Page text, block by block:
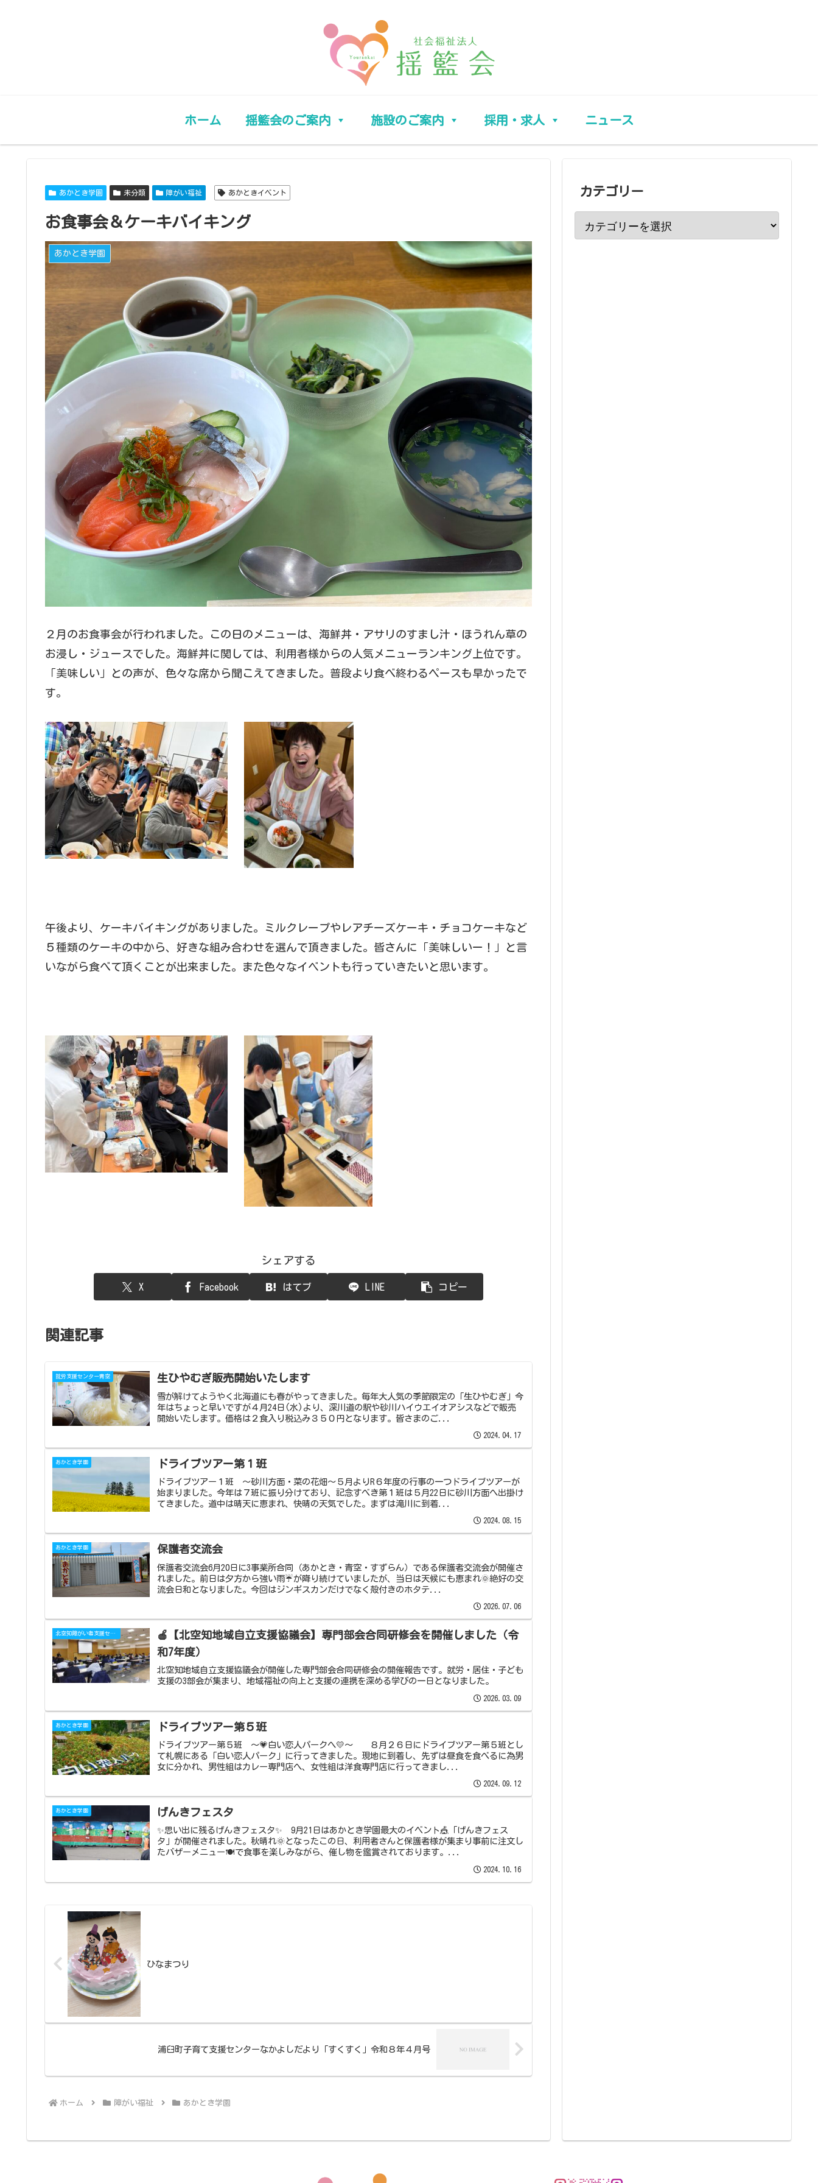
ホーム 揺籃会のご案内 施設のご案内 採用・求人 ニュース
あかとき学園 未分類 障がい福祉 あかときイベント
お食事会＆ケーキバイキング
あかとき学園
２月のお食事会が行われました。この日のメニューは、海鮮丼・アサリのすまし汁・ほうれん草の
お浸し・ジュースでした。海鮮丼に関しては、利用者様からの人気メニューランキング上位です。
「美味しい」との声が、色々な席から聞こえてきました。普段より食べ終わるペースも早かったで
す。
午後より、ケーキバイキングがありました。ミルクレープやレアチーズケーキ・チョコケーキなど
５種類のケーキの中から、好きな組み合わせを選んで頂きました。皆さんに「美味しいー！」と言
いながら食べて頂くことが出来ました。また色々なイベントも行っていきたいと思います。
シェアする
X Facebook はてブ LINE コピー
関連記事
就労支援センター青空 生ひやむぎ販売開始いたします
雪が解けてようやく北海道にも春がやってきました。毎年大人気の季節限定の「生ひやむぎ」今
年はちょっと早いですが４月24日(水)より、深川道の駅や砂川ハイウエイオアシスなどで販売
開始いたします。価格は２食入り税込み３５０円となります。皆さまのご...
2024.04.17
あかとき学園 ドライブツアー第１班
ドライブツアー１班 ～砂川方面・菜の花畑～５月よりR６年度の行事の一つドライブツアーが
始まりました。今年は７班に振り分けており、記念すべき第１班は５月22日に砂川方面へ出掛け
てきました。道中は晴天に恵まれ、快晴の天気でした。まずは滝川に到着...
2024.08.15
あかとき学園 保護者交流会
保護者交流会6月20日に3事業所合同（あかとき・青空・すずらん）である保護者交流会が開催さ
れました。前日は夕方から強い雨☔が降り続けていましたが、当日は天候にも恵まれ🌞絶好の交
流会日和となりました。今回はジンギスカンだけでなく殻付きのホタテ...
2026.07.06
北空知障がい者支援センターあっぷる
🍎【北空知地域自立支援協議会】専門部会合同研修会を開催しました（令
和7年度）
北空知地域自立支援協議会が開催した専門部会合同研修会の開催報告です。就労・居住・子ども
支援の3部会が集まり、地域福祉の向上と支援の連携を深める学びの一日となりました。
2026.03.09
あかとき学園 ドライブツアー第５班
ドライブツアー第５班 ～💗白い恋人パークへ💛～ ８月２６日にドライブツアー第５班とし
て札幌にある「白い恋人パーク」に行ってきました。現地に到着し、先ずは昼食を食べるに為男
女に分かれ、男性組はカレー専門店へ、女性組は洋食専門店に行ってきまし...
2024.09.12
あかとき学園 げんきフェスタ
✨思い出に残るげんきフェスタ✨ 9月21日はあかとき学園最大のイベント🎪「げんきフェス
タ」が開催されました。秋晴れ🌞となったこの日、利用者さんと保護者様が集まり事前に注文し
たバザーメニュー🍽で食事を楽しみながら、催し物を鑑賞されております。...
2024.10.16
ひなまつり
浦臼町子育て支援センターなかよしだより「すくすく」令和８年４月号
ホーム 障がい福祉 あかとき学園
カテゴリー